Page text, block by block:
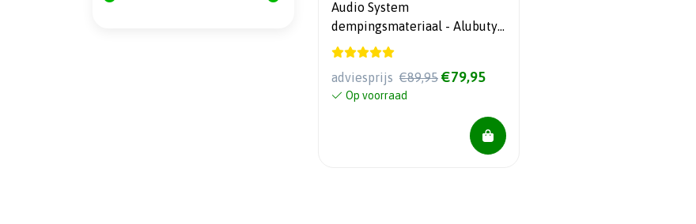
Audio System
dempingsmateriaal - Alubutyl
2000 - 8 sheets 50x60 cm
adviesprijs €89,95 €79,95
Op voorraad